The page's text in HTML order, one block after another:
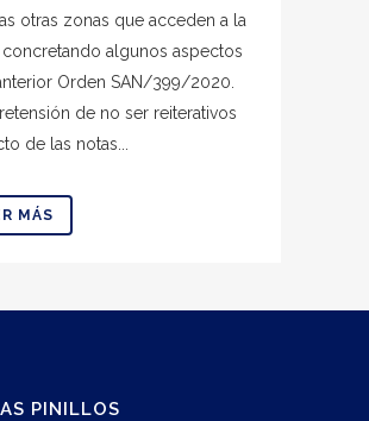
otras zonas que acceden a la
concretando algunos aspectos
Orden SAN/399/2020.
de no ser reiterativos
de las notas...
MÁS
PINILLOS